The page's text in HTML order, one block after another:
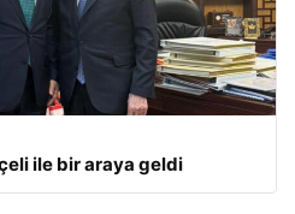
ile bir araya geldi